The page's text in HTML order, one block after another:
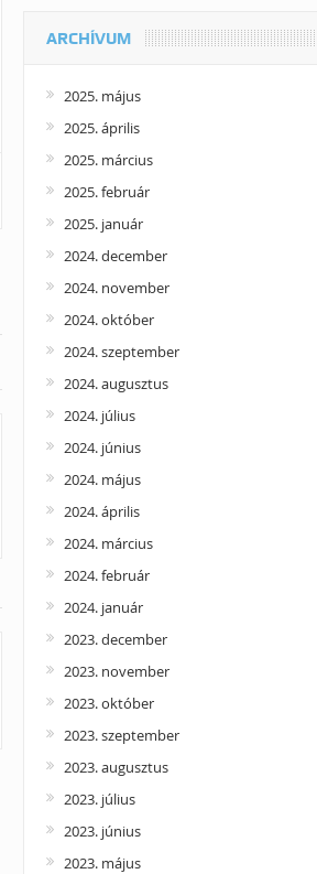
ARCHÍVUM
2025. május
2025. április
2025. március
2025. február
2025. január
2024. december
2024. november
2024. október
2024. szeptember
2024. augusztus
2024. július
2024. június
2024. május
2024. április
2024. március
2024. február
2024. január
2023. december
2023. november
2023. október
2023. szeptember
2023. augusztus
2023. július
2023. június
2023. május